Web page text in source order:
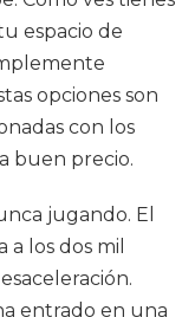
espacio de
opciones son
con los
buen precio.
jugando. El
los dos mil
entrado en una